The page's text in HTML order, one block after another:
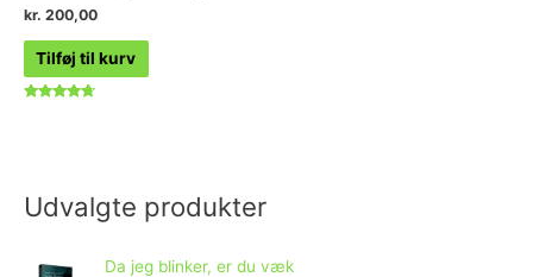
kr. 200,00
Tilføj til kurv
Udvalgte produkter
Da jeg blinker, er du væk